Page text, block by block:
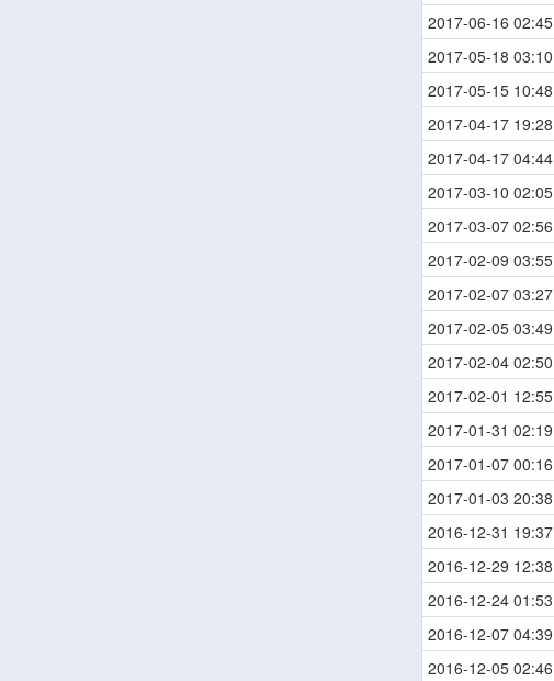
2017-06-16 02:45
2017-05-18 03:10
2017-05-15 10:48
2017-04-17 19:28
2017-04-17 04:44
2017-03-10 02:05
2017-03-07 02:56
2017-02-09 03:55
2017-02-07 03:27
2017-02-05 03:49
2017-02-04 02:50
2017-02-01 12:55
2017-01-31 02:19
2017-01-07 00:16
2017-01-03 20:38
2016-12-31 19:37
2016-12-29 12:38
2016-12-24 01:53
2016-12-07 04:39
2016-12-05 02:46